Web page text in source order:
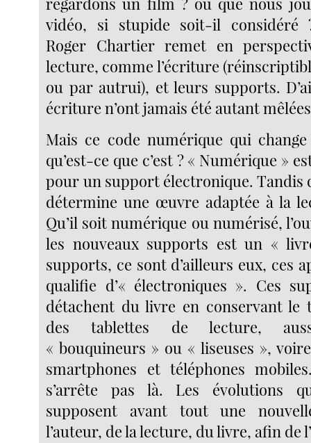
vidéo, si stupide soit-il considéré
Roger Chartier remet en
lecture, comme l’écriture
ou par autrui), et leurs supports.
écriture n’ont jamais été autant
Mais ce code numérique qui
qu’est-ce que c’est ? « Numérique »
pour un support électronique. Tandis
détermine une œuvre adaptée à la
Qu’il soit numérique ou numérisé,
les nouveaux supports est un «
supports, ce sont d’ailleurs eux, ces
qualifie d’« électroniques ». Ces
détachent du livre en conservant le
des tablettes de lecture,
« bouquineurs » ou « liseuses »,
smartphones et téléphones
s’arrête pas là. Les évolutions
supposent avant tout une
l’auteur, de la lecture, du livre, afin de